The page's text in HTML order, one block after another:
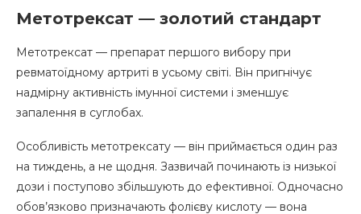
Метотрексат — золотий стандарт
Метотрексат — препарат першого вибору при
ревматоїдному артриті в усьому світі. Він пригнічує
надмірну активність імунної системи і зменшує
запалення в суглобах.
Особливість метотрексату — він приймається один раз
на тиждень, а не щодня. Зазвичай починають із низької
дози і поступово збільшують до ефективної. Одночасно
обов’язково призначають фолієву кислоту — вона